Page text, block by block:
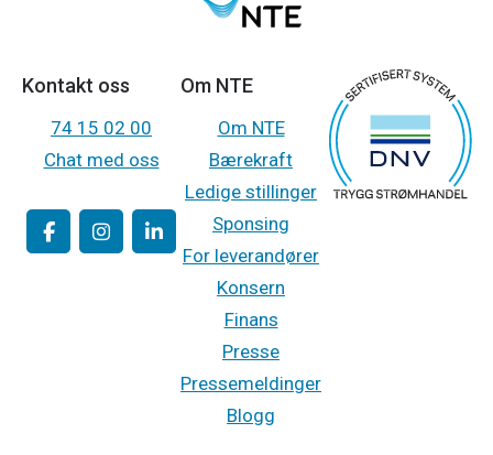
Kontakt oss
74 15 02 00
Chat med oss
Om NTE
Om NTE
Bærekraft
Ledige stillinger
Sponsing
For leverandører
Konsern
Finans
Presse
Pressemeldinger
Blogg